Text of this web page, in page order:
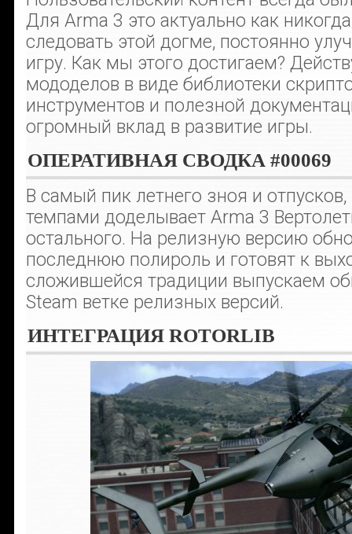
Для Arma 3 это актуально как
следовать этой догме, постоянно
игру. Как мы этого достигаем?
мододелов в виде библиотеки
инструментов и полезной
огромный вклад в развитие игры.
ОПЕРАТИВНАЯ СВОДКА #00069
В самый пик летнего зноя и
темпами доделывает Arma 3
остального. На релизную версию
последнюю полироль и готовят к
сложившейся традиции выпускаем
Steam ветке релизных версий.
ИНТЕГРАЦИЯ ROTORLIB